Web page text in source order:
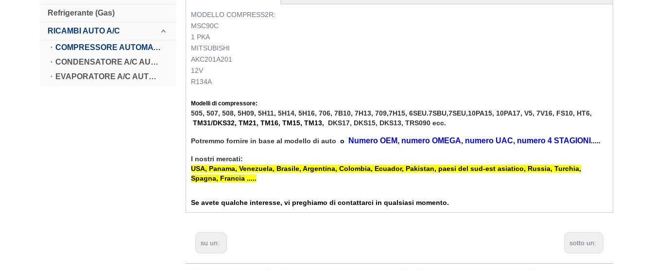
Refrigerante (Gas)
RICAMBI AUTO A/C
COMPRESSORE AUTOMATICO A/C
CONDENSATORE A/C AUTOMATICO
EVAPORATORE A/C AUTOMATICO
MODELLO COMPRESS2R:
MSC90C
1 PKA
MITSUBISHI
AKC201A201
12V
R134A
Modelli di compressore:
505, 507, 508, 5H09, 5H11, 5H14, 5H16, 706, 7B10, 7H13, 709,7H15, 6SEU.7SBU,7SEU,10PA15, 10PA17, V5, 7V16, FS10, HT6,
TM31/DKS32, TM21, TM16, TM15, TM13, DKS17, DKS15, DKS13, TRS090 ecc.
Potremmo fornire in base al modello di auto o Numero OEM, numero OMEGA, numero UAC, numero 4 STAGIONI .....
I nostri mercati:
USA, Panama, Venezuela, Brasile, Argentina, Colombia, Ecuador, Pakistan, paesi del sud-est asiatico, Russia, Turchia,
Spagna, Francia .....
Se avete qualche interesse, vi preghiamo di contattarci in qualsiasi momento.
su un: sotto un: